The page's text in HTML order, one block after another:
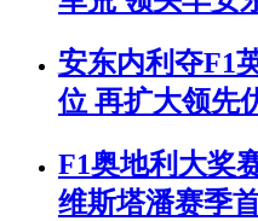
安东内利夺F1
位 再扩大领先
F1奥地利大奖
维斯塔潘赛季